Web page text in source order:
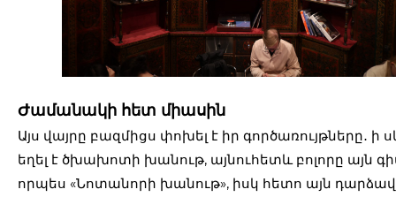
Ժամանակի հետ միասին
Այս վայրը բազմիցս փոխել է իր գործառույթները․ ի
եղել է ծխախոտի խանութ, այնուհետև բոլորը այն
որպես «Նոտանորի խանութ», իսկ հետո այն դարձավ